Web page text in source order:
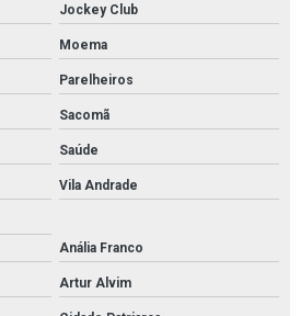
1600x luz de led
com câmera
Jockey Club
Moema
Parelheiros
Sacomã
Saúde
Vila Andrade
Anália Franco
Artur Alvim